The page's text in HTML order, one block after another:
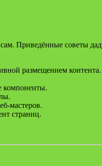
Приведённые советы
размещением контента.
компоненты.
мастеров.
страниц.